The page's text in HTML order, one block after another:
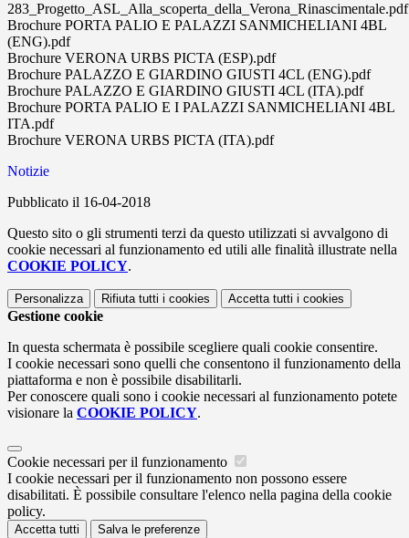
283_Progetto_ASL_Alla_scoperta_della_Verona_Rinascimentale.pdf
Brochure PORTA PALIO E PALAZZI SANMICHELIANI 4BL
(ENG).pdf
Brochure VERONA URBS PICTA (ESP).pdf
Brochure PALAZZO E GIARDINO GIUSTI 4CL (ENG).pdf
Brochure PALAZZO E GIARDINO GIUSTI 4CL (ITA).pdf
Brochure PORTA PALIO E I PALAZZI SANMICHELIANI 4BL
ITA.pdf
Brochure VERONA URBS PICTA (ITA).pdf
Notizie
Pubblicato il 16-04-2018
Questo sito o gli strumenti terzi da questo utilizzati si avvalgono di
cookie necessari al funzionamento ed utili alle finalità illustrate nella
COOKIE POLICY.
Personalizza Rifiuta tutti i cookies Accetta tutti i cookies
Gestione cookie
In questa schermata è possibile scegliere quali cookie consentire.
I cookie necessari sono quelli che consentono il funzionamento della
piattaforma e non è possibile disabilitarli.
Per conoscere quali sono i cookie necessari al funzionamento potete
visionare la COOKIE POLICY.
Cookie necessari per il funzionamento
I cookie necessari per il funzionamento non possono essere
disabilitati. È possibile consultare l'elenco nella pagina della cookie
policy.
Accetta tutti Salva le preferenze